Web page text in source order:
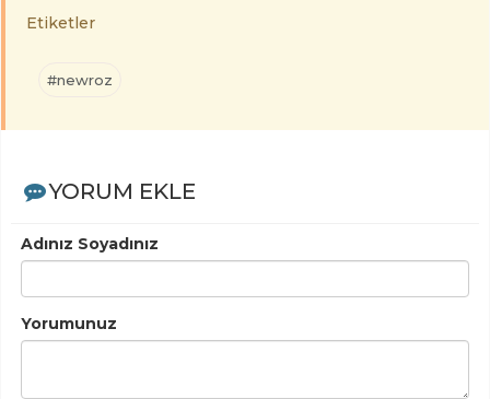
Etiketler
#newroz
YORUM EKLE
Adınız Soyadınız
Yorumunuz